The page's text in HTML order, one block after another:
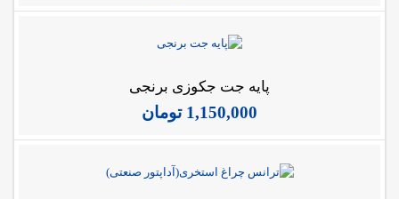
پایه جت جکوزی برنجی
1,150,000 تومان